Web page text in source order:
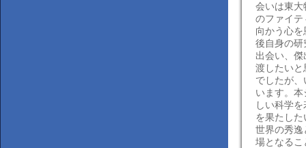
会いは東大
のファイテ
向かう心
後自身の研
出会い、
渡したいと
でしたが
います。
しい科学
を果たし
世界の秀逸
場となるこ